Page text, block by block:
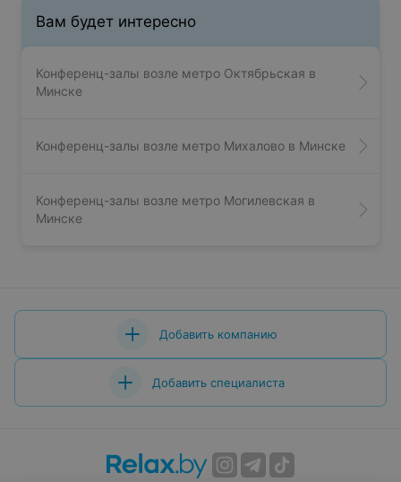
Вам будет интересно
Конференц-залы возле метро Октябрьская в
Минске
Конференц-залы возле метро Михалово в Минске
Конференц-залы возле метро Могилевская в
Минске
Добавить компанию
Добавить специалиста